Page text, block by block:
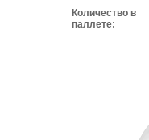
Количество в
паллете: